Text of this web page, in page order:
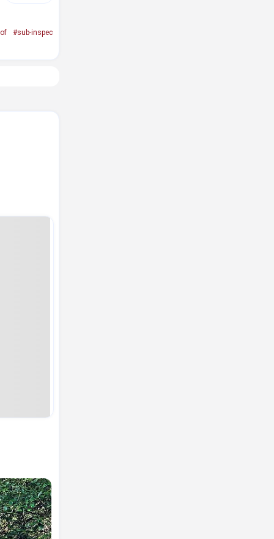
#sub-inspec